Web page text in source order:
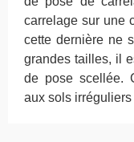
carrelage sur une
cette dernière ne
grandes tailles, il
de pose scellée.
aux sols